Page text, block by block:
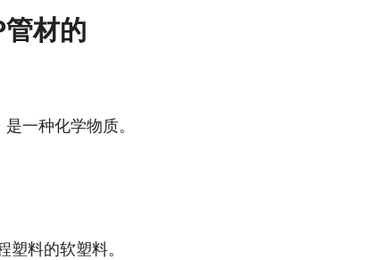
材的
一种化学物质。
料的软塑料。